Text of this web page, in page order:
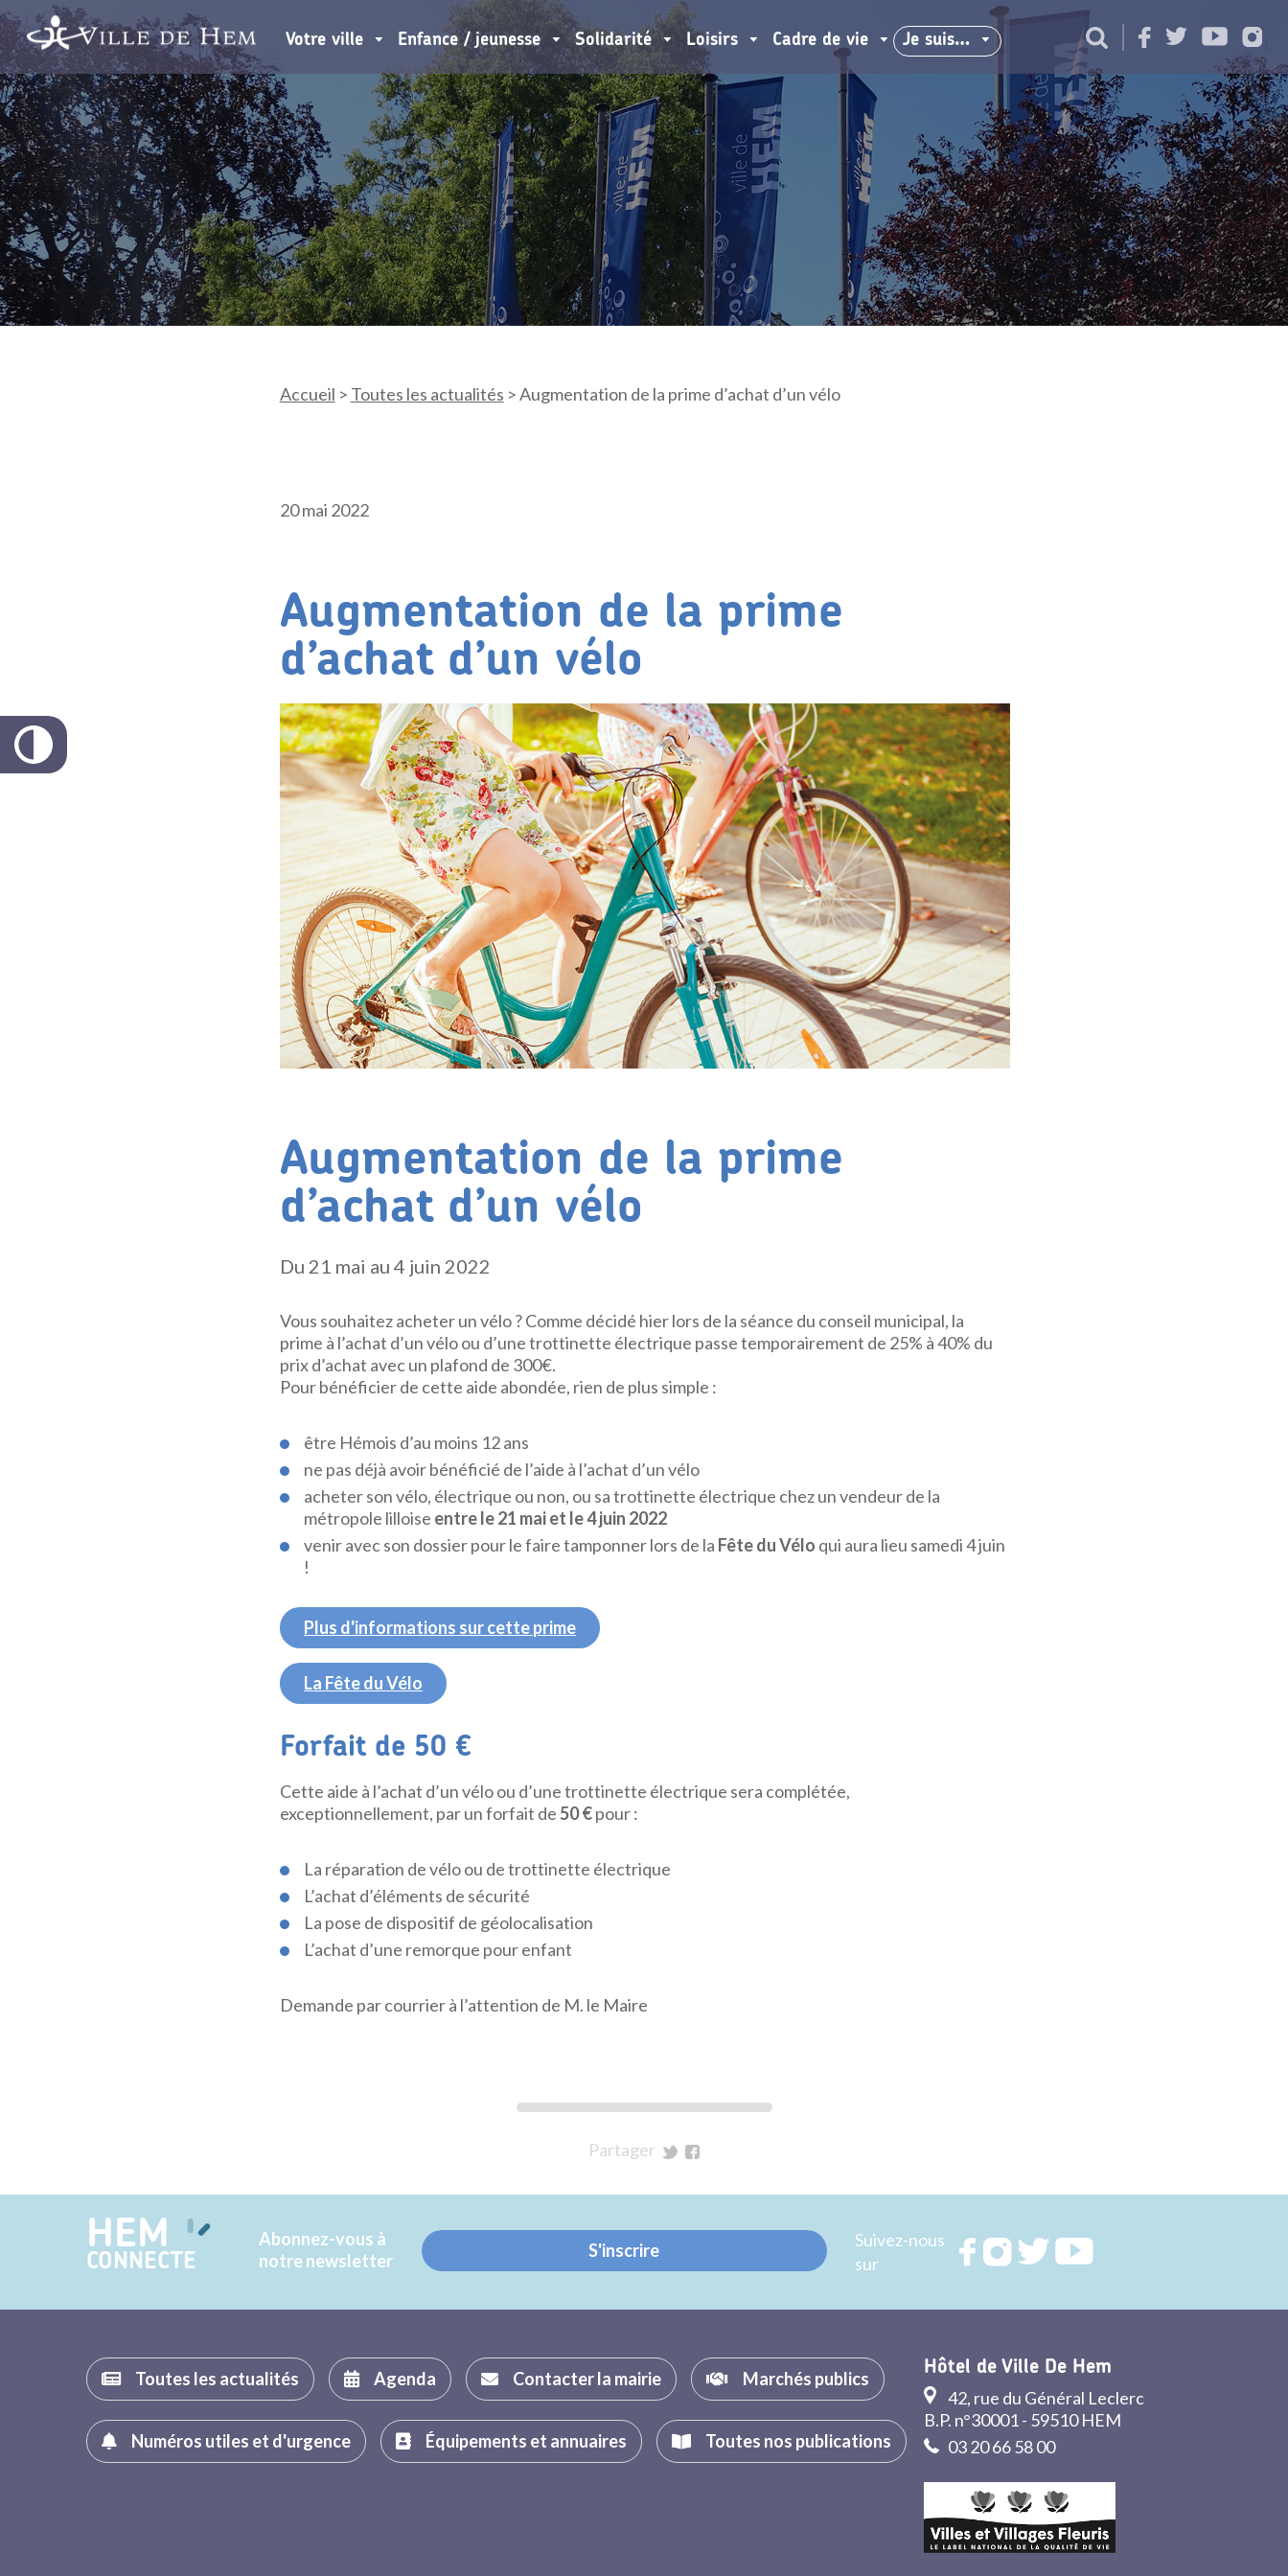
Votre ville Enfance / jeunesse Solidarité Loisirs Cadre de vie Je suis…
Accueil > Toutes les actualités >Augmentation de la prime d’achat d’un vélo
20 mai 2022
Augmentation de la prime
d’achat d’un vélo
Augmentation de la prime
d’achat d’un vélo
Du 21 mai au 4 juin 2022
Vous souhaitez acheter un vélo ? Comme décidé hier lors de la séance du conseil municipal, la
prime à l’achat d’un vélo ou d’une trottinette électrique passe temporairement de 25% à 40% du
prix d’achat avec un plafond de 300€.
Pour bénéficier de cette aide abondée, rien de plus simple :
être Hémois d’au moins 12 ans
ne pas déjà avoir bénéficié de l’aide à l’achat d’un vélo
acheter son vélo, électrique ou non, ou sa trottinette électrique chez un vendeur de la
métropole lilloise entre le 21 mai et le 4 juin 2022
venir avec son dossier pour le faire tamponner lors de la Fête du Vélo qui aura lieu samedi 4 juin
!
Plus d'informations sur cette prime
La Fête du Vélo
Forfait de 50 €
Cette aide à l’achat d’un vélo ou d’une trottinette électrique sera complétée,
exceptionnellement, par un forfait de50 €pour :
La réparation de vélo ou de trottinette électrique
L’achat d’éléments de sécurité
La pose de dispositif de géolocalisation
L’achat d’une remorque pour enfant
Demande par courrier à l’attention de M. le Maire
Partager
Twitter
Facebook
HEM
CONNECTE
Abonnez-vous à
notre newsletter
S'inscrire
Suivez-nous
sur
Rejoignez
RejoignezRejoignez
Toutes les actualités Agenda Contacter la mairie Marchés publics
Numéros utiles et d'urgence Équipements et annuaires Toutes nos publications
Hôtel de Ville De Hem
42, rue du Général Leclerc
B.P. n°30001 - 59510 HEM
03 20 66 58 00